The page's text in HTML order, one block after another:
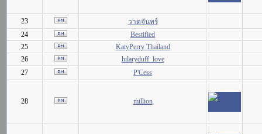
23
วาดจันทร์
24
Bestified
25
KatyPerry Thailand
26
hilaryduff_love
27
P'Cess
28 million